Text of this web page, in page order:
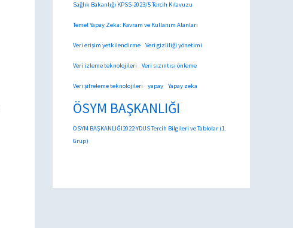
Sağlık Bakanlığı KPSS-2023/5 Tercih Kılavuzu
Temel Yapay Zeka: Kavram ve Kullanım Alanları
Veri erişim yetkilendirme Veri gizliliği yönetimi
Veri izleme teknolojileri Veri sızıntısı önleme
Veri şifreleme teknolojileri yapay Yapay zeka
ÖSYM BAŞKANLIĞI
ÖSYM BAŞKANLIĞI2022-YDUS Tercih Bilgileri ve Tablolar (1.
Grup)